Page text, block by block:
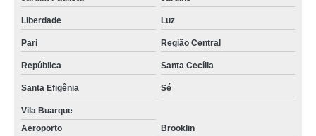
Liberdade Luz
Pari Região Central
República Santa Cecília
Santa Efigênia Sé
Vila Buarque
Aeroporto
Brooklin